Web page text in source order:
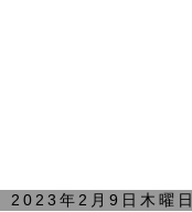
2023年2月9日木曜日